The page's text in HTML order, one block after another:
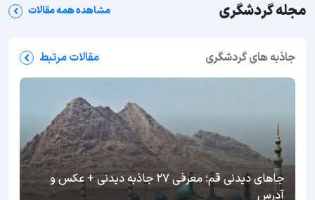
مجله گردشگری مشاهده همه مقالات
جاذبه های گردشگری مقالات مرتبط
جاهای دیدنی قم؛ معرفی 27 جاذبه دیدنی + عکس و
آدرس